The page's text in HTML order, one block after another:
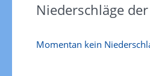
Niederschläge
Momentan kein